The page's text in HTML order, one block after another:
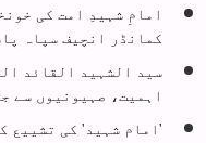
امامِ شہیدِ امت کی
کمانڈر انچیف سپاہ
سید الشہید القائد
اہمیت، صہیونیوں سے
'امام شہید' کی تشییع